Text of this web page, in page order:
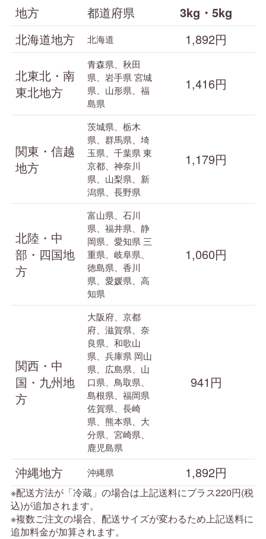
地方 都道府県
3kg・5kg
北海道地方
北海道 1,892円
北東北・南
東北地方
青森県、秋田
県、岩手県 宮城
県、山形県、福
島県
1,416円
関東・信越
地方
茨城県、栃木
県、群馬県、埼
玉県、千葉県 東
京都、神奈川
県、山梨県、新
潟県、長野県
1,179円
北陸・中
部・四国地
方
富山県、石川
県、福井県、静
岡県、愛知県 三
重県、岐阜県、
徳島県、香川
県、愛媛県、高
知県
1,060円
関西・中
国・九州地
方
大阪府、京都
府、滋賀県、奈
良県、和歌山
県、兵庫県 岡山
県、広島県、山
口県、鳥取県、
島根県、福岡県
佐賀県、長崎
県、熊本県、大
分県、宮崎県、
鹿児島県
941円
沖縄地方 沖縄県 1,892円
※配送方法が「冷蔵」の場合は上記送料にプラス220円(税
込)が追加されます。
※複数ご注文の場合、配送サイズが変わるため上記送料に
追加料金が加算されます。